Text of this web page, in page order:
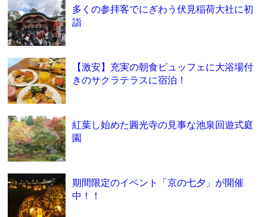
多くの参拝客でにぎわう伏見稲荷大社に初
詣
【激安】充実の朝食ビュッフェに大浴場付
きのサクラテラスに宿泊！
紅葉し始めた圓光寺の見事な池泉回遊式庭
園
期間限定のイベント「京の七夕」が開催
中！！